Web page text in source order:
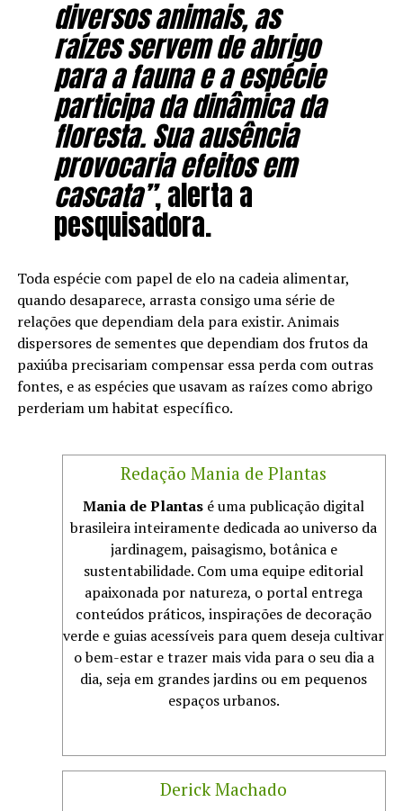
diversos animais, as
raízes servem de abrigo
para a fauna e a espécie
participa da dinâmica da
floresta. Sua ausência
provocaria efeitos em
cascata”, alerta a
pesquisadora.
Toda espécie com papel de elo na cadeia alimentar,
quando desaparece, arrasta consigo uma série de
relações que dependiam dela para existir. Animais
dispersores de sementes que dependiam dos frutos da
paxiúba precisariam compensar essa perda com outras
fontes, e as espécies que usavam as raízes como abrigo
perderiam um habitat específico.
Redação Mania de Plantas
Mania de Plantas é uma publicação digital
brasileira inteiramente dedicada ao universo da
jardinagem, paisagismo, botânica e
sustentabilidade. Com uma equipe editorial
apaixonada por natureza, o portal entrega
conteúdos práticos, inspirações de decoração
verde e guias acessíveis para quem deseja cultivar
o bem-estar e trazer mais vida para o seu dia a
dia, seja em grandes jardins ou em pequenos
espaços urbanos.
Derick Machado